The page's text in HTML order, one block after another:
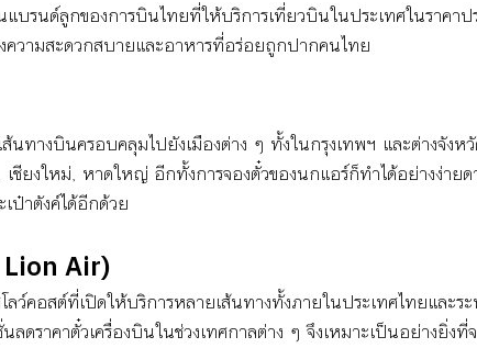
บรนด์ลูกของการบินไทยที่ให้บริการเที่ยวบินในประเทศในราคา
ความสะดวกสบายและอาหารที่อร่อยถูกปากคนไทย
ทางบินครอบคลุมไปยังเมืองต่าง ๆ ทั้งในกรุงเทพฯ และต่างจังห
ชียงใหม่, หาดใหญ่ อีกทั้งการจองตั๋วของนกแอร์ก็ทำได้อย่างง่าย
ป๋าตังค์ได้อีกด้วย
Lion Air)
ว์คอสต์ที่เปิดให้บริการหลายเส้นทางทั้งภายในประเทศไทยและระ
ดราคาตั๋วเครื่องบินในช่วงเทศกาลต่าง ๆ จึงเหมาะเป็นอย่างยิ่งที่